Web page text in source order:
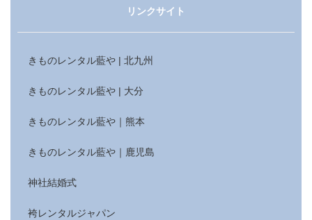
リンクサイト
きものレンタル藍や | 北九州
きものレンタル藍や | 大分
きものレンタル藍や｜熊本
きものレンタル藍や｜鹿児島
神社結婚式
袴レンタルジャパン